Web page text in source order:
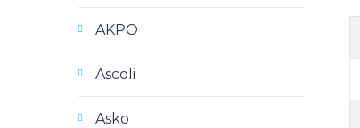
AKPO
Ascoli
Asko